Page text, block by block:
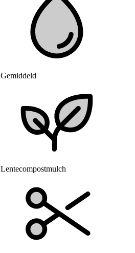
Gemiddeld
Lentecompostmulch